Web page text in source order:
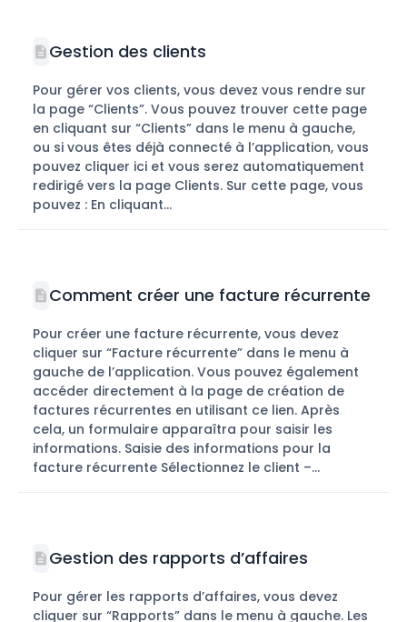
Gestion des clients
Pour gérer vos clients, vous devez vous rendre sur
la page “Clients”. Vous pouvez trouver cette page
en cliquant sur “Clients” dans le menu à gauche,
ou si vous êtes déjà connecté à l’application, vous
pouvez cliquer ici et vous serez automatiquement
redirigé vers la page Clients. Sur cette page, vous
pouvez : En cliquant...
Comment créer une facture récurrente
Pour créer une facture récurrente, vous devez
cliquer sur “Facture récurrente” dans le menu à
gauche de l’application. Vous pouvez également
accéder directement à la page de création de
factures récurrentes en utilisant ce lien. Après
cela, un formulaire apparaîtra pour saisir les
informations. Saisie des informations pour la
facture récurrente Sélectionnez le client –...
Gestion des rapports d’affaires
Pour gérer les rapports d’affaires, vous devez
cliquer sur “Rapports” dans le menu à gauche. Les